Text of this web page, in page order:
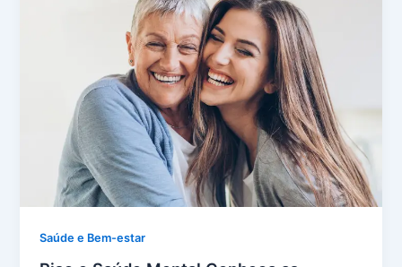
Saúde e Bem-estar